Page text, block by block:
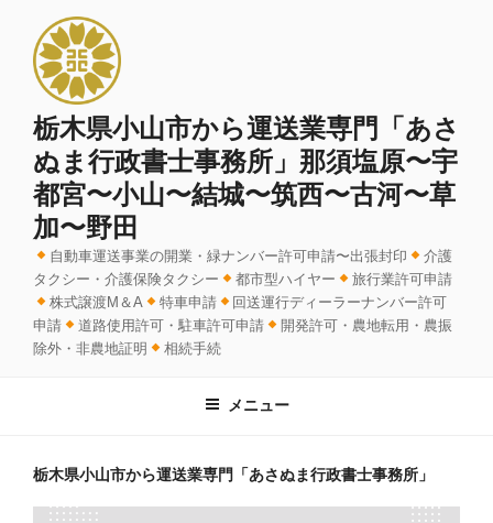
栃木県小山市から運送業専門「あさ
ぬま行政書士事務所」那須塩原〜宇
都宮〜小山〜結城〜筑西〜古河〜草
加〜野田
自動車運送事業の開業・緑ナンバー許可申請〜出張封印
介護
タクシー・介護保険タクシー
都市型ハイヤー
旅行業許可申請
株式譲渡M＆A
特車申請
回送運行ディーラーナンバー許可
申請
道路使用許可・駐車許可申請
開発許可・農地転用・農振
除外・非農地証明
相続手続
メニュー
栃木県小山市から運送業専門「あさぬま行政書士事務所」